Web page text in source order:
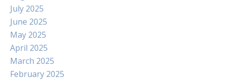
July 2025
June 2025
May 2025
April 2025
March 2025
February 2025